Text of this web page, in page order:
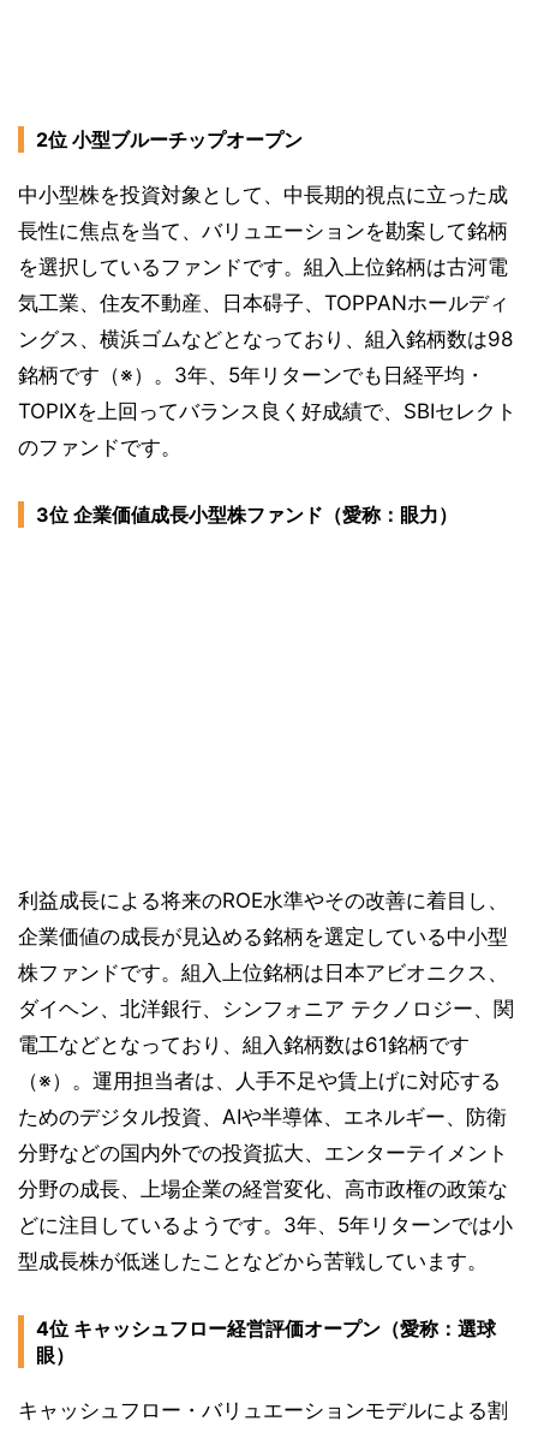
2位 小型ブルーチップオープン
中小型株を投資対象として、中長期的視点に立った成
長性に焦点を当て、バリュエーションを勘案して銘柄
を選択しているファンドです。組入上位銘柄は古河電
気工業、住友不動産、日本碍子、TOPPANホールディ
ングス、横浜ゴムなどとなっており、組入銘柄数は98
銘柄です（※）。3年、5年リターンでも日経平均・
TOPIXを上回ってバランス良く好成績で、SBIセレクト
のファンドです。
3位 企業価値成長小型株ファンド（愛称：眼力）
利益成長による将来のROE水準やその改善に着目し、
企業価値の成長が見込める銘柄を選定している中小型
株ファンドです。組入上位銘柄は日本アビオニクス、
ダイヘン、北洋銀行、シンフォニア テクノロジー、関
電工などとなっており、組入銘柄数は61銘柄です
（※）。運用担当者は、人手不足や賃上げに対応する
ためのデジタル投資、AIや半導体、エネルギー、防衛
分野などの国内外での投資拡大、エンターテイメント
分野の成長、上場企業の経営変化、高市政権の政策な
どに注目しているようです。3年、5年リターンでは小
型成長株が低迷したことなどから苦戦しています。
4位 キャッシュフロー経営評価オープン（愛称：選球
眼）
キャッシュフロー・バリュエーションモデルによる割